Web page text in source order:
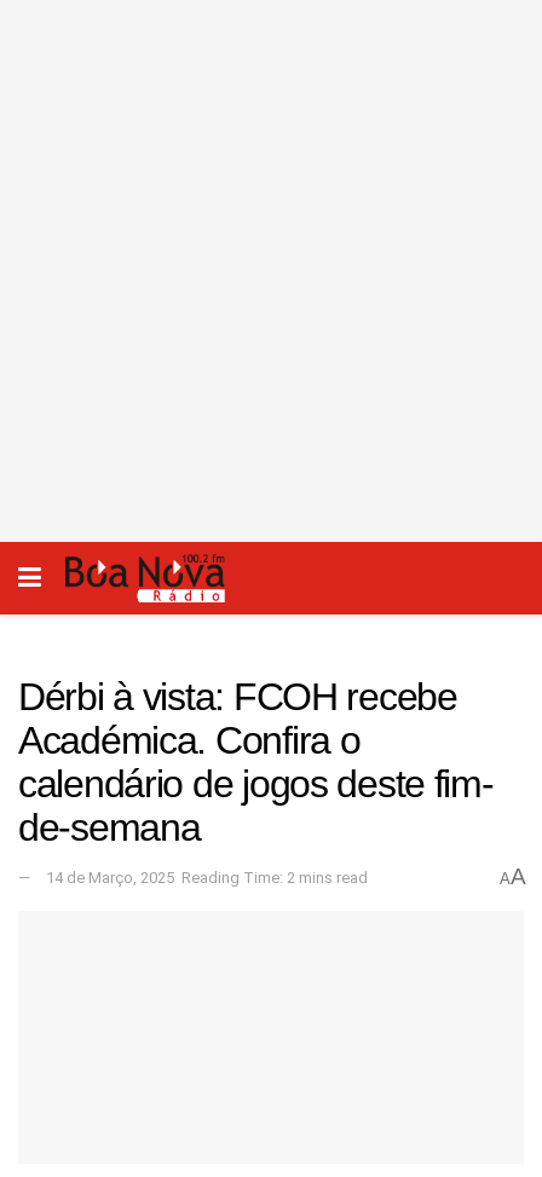
Dérbi à vista: FCOH recebe
Académica. Confira o
calendário de jogos deste fim-
de-semana
14 de Março, 2025 Reading Time: 2 mins read AA